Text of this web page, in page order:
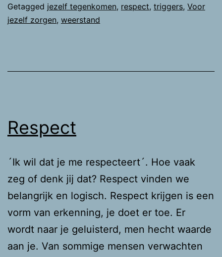
je
Getagged jezelf tegenkomen, respect, triggers, Voor
jezelf zorgen, weerstand
Respect
´Ik wil dat je me respecteert´. Hoe vaak
zeg of denk jij dat? Respect vinden we
belangrijk en logisch. Respect krijgen is een
vorm van erkenning, je doet er toe. Er
wordt naar je geluisterd, men hecht waarde
aan je. Van sommige mensen verwachten